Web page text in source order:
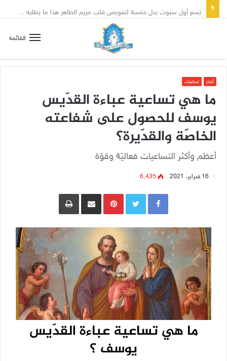
القائمة
أخبار تساعيات
ما هي تساعية عباءة القدّيس
يوسف للحصول على شفاعته
الخاصّة والقدّيرة؟
أعظم وأكثر التساعيات فعاليّة وقوّة
16 فبراير، 2021 6٬435
Pinterestمشاركة عبر البريد طباعة
ما هي تساعية عباءة القدّيس
يوسف ؟